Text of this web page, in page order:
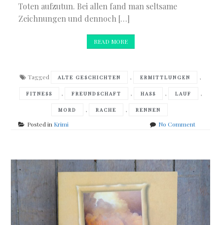
Toten aufzutun. Bei allen fand man seltsame
Zeichnungen und dennoch […]
READ MORE
Tagged ALTE GESCHICHTEN , ERMITTLUNGEN ,
FITNESS , FREUNDSCHAFT , HASS , LAUF ,
MORD , RACHE , RENNEN
Posted in Krimi No Commenton